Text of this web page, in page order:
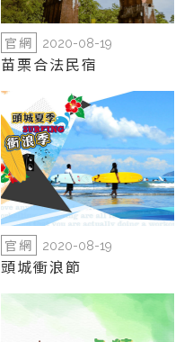
官網 2020-08-19
苗栗合法民宿
官網 2020-08-19
頭城衝浪節